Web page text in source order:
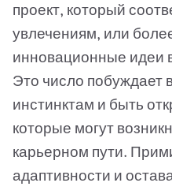
проект, который
увлечениям, или
инновационные идеи
Это число побуждает
инстинктам и быть
которые могут
карьерном пути.
адаптивности и